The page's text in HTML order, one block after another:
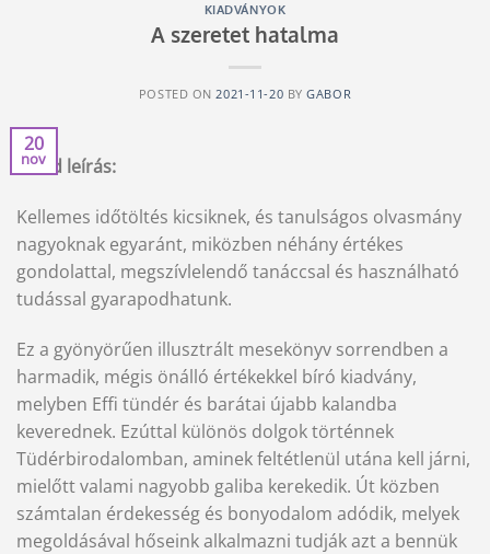
KIADVÁNYOK
A szeretet hatalma
POSTED ON2021-11-20 BYGABOR
20
nov
Rövid leírás:
Kellemes időtöltés kicsiknek, és tanulságos olvasmány
nagyoknak egyaránt, miközben néhány értékes
gondolattal, megszívlelendő tanáccsal és használható
tudással gyarapodhatunk.
Ez a gyönyörűen illusztrált mesekönyv sorrendben a
harmadik, mégis önálló értékekkel bíró kiadvány,
melyben Effi tündér és barátai újabb kalandba
keverednek. Ezúttal különös dolgok történnek
Tüdérbirodalomban, aminek feltétlenül utána kell járni,
mielőtt valami nagyobb galiba kerekedik. Út közben
számtalan érdekesség és bonyodalom adódik, melyek
megoldásával hőseink alkalmazni tudják azt a bennük